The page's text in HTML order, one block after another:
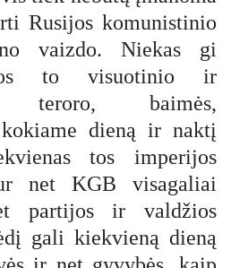
Rusijos komunistinio
vaizdo. Niekas gi
to visuotinio ir
teroro, baimės,
dieną ir naktį
tos imperijos
net KGB visagaliai
partijos ir valdžios
gali kiekvieną dieną